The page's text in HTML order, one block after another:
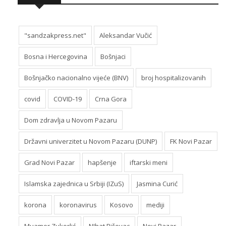
"sandzakpress.net" Aleksandar Vučić
Bosna i Hercegovina Bošnjaci
Bošnjačko nacionalno vijeće (BNV) broj hospitalizovanih
covid COVID-19 Crna Gora
Dom zdravlja u Novom Pazaru
Državni univerzitet u Novom Pazaru (DUNP) FK Novi Pazar
Grad Novi Pazar hapšenje iftarski meni
Islamska zajednica u Srbiji (IZuS) Jasmina Curić
korona koronavirus Kosovo mediji